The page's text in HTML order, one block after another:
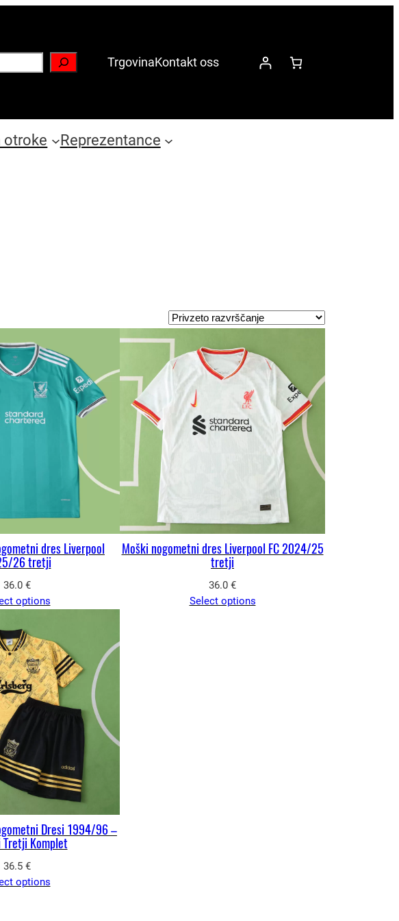
TrgovinaKontakt oss
otroke Reprezentance
dres Liverpool
26 tretji
36.0 €
options
Moški nogometni dres Liverpool FC 2024/25
tretji
36.0 €
Select options
Dresi 1994/96 –
Komplet
36.5 €
options